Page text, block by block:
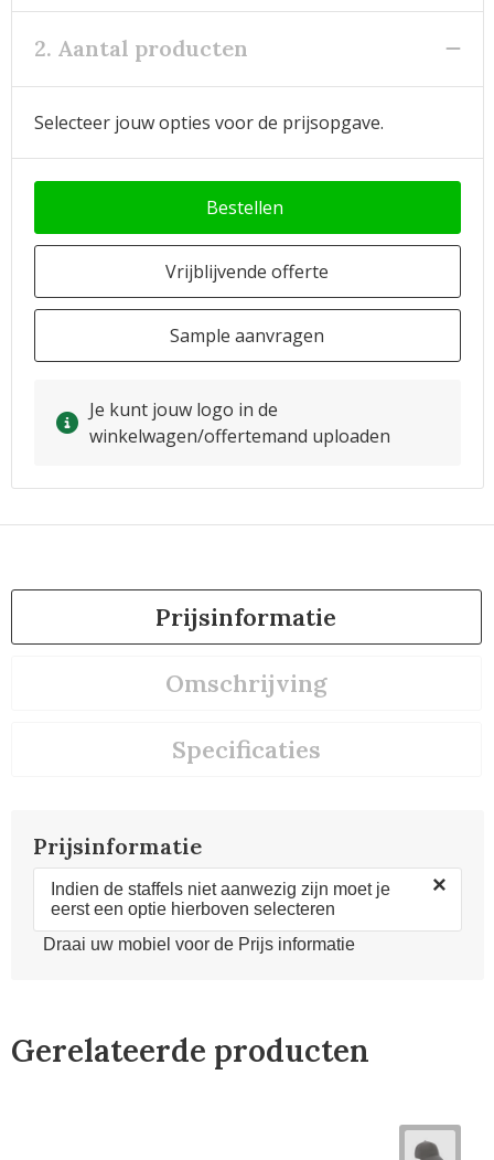
2. Aantal producten
Selecteer jouw opties voor de prijsopgave.
Bestellen
Vrijblijvende offerte
Sample aanvragen
Je kunt jouw logo in de
winkelwagen/offertemand uploaden
Prijsinformatie
Omschrijving
Specificaties
Prijsinformatie
Indien de staffels niet aanwezig zijn moet je
eerst een optie hierboven selecteren
×
Draai uw mobiel voor de Prijs informatie
Gerelateerde producten